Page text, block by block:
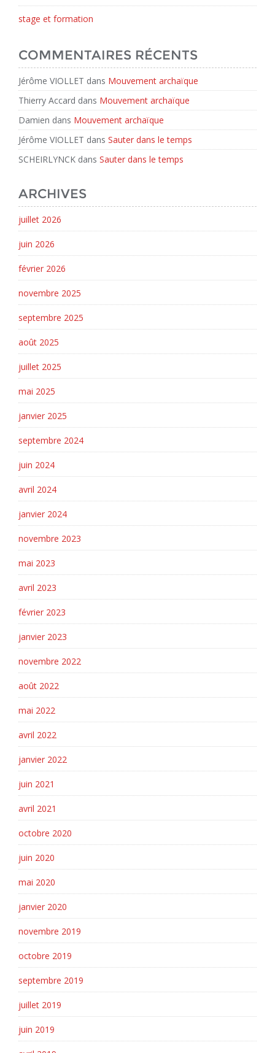
stage et formation
COMMENTAIRES RÉCENTS
Jérôme VIOLLET dans Mouvement archaïque
Thierry Accard dans Mouvement archaïque
Damien dans Mouvement archaïque
Jérôme VIOLLET dans Sauter dans le temps
SCHEIRLYNCK dans Sauter dans le temps
ARCHIVES
juillet 2026
juin 2026
février 2026
novembre 2025
septembre 2025
août 2025
juillet 2025
mai 2025
janvier 2025
septembre 2024
juin 2024
avril 2024
janvier 2024
novembre 2023
mai 2023
avril 2023
février 2023
janvier 2023
novembre 2022
août 2022
mai 2022
avril 2022
janvier 2022
juin 2021
avril 2021
octobre 2020
juin 2020
mai 2020
janvier 2020
novembre 2019
octobre 2019
septembre 2019
juillet 2019
juin 2019